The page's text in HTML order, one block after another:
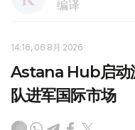
编译
14:16, 06 8月 2026
Astana Hub启动
队进军国际市场